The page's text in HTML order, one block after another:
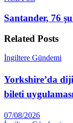
Santander, 76
Related Posts
İngiltere Gündemi
Yorkshire’da
bileti
07/08/2026